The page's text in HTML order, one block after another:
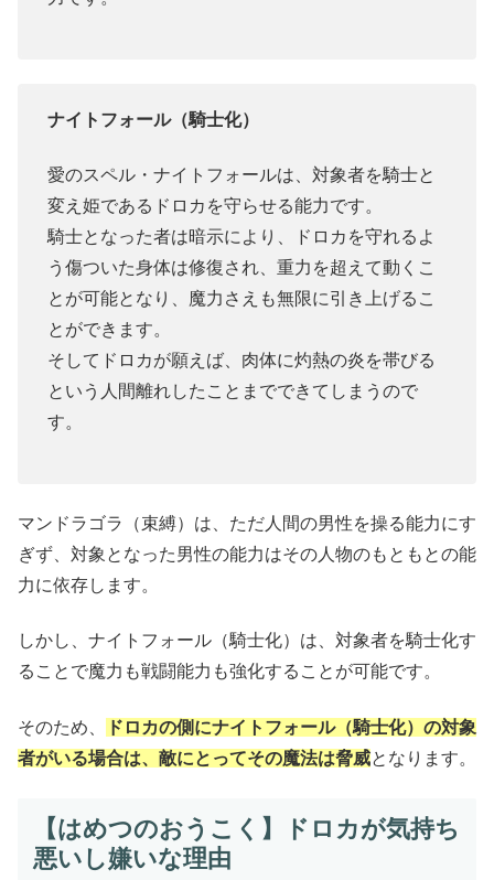
ナイトフォール（騎士化）
愛のスペル・ナイトフォールは、対象者を騎士と
変え姫であるドロカを守らせる能力です。
騎士となった者は暗示により、ドロカを守れるよ
う傷ついた身体は修復され、重力を超えて動くこ
とが可能となり、魔力さえも無限に引き上げるこ
とができます。
そしてドロカが願えば、肉体に灼熱の炎を帯びる
という人間離れしたことまでできてしまうので
す。
マンドラゴラ（束縛）は、ただ人間の男性を操る能力にす
ぎず、対象となった男性の能力はその人物のもともとの能
力に依存します。
しかし、ナイトフォール（騎士化）は、対象者を騎士化す
ることで魔力も戦闘能力も強化することが可能です。
そのため、
ドロカの側にナイトフォール（騎士化）の対象
者がいる場合は、敵にとってその魔法は脅威となります。
【はめつのおうこく】ドロカが気持ち
悪いし嫌いな理由